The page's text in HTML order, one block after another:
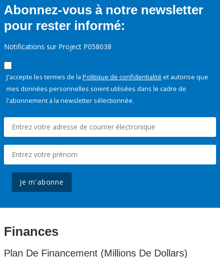
Abonnez-vous à notre newsletter
pour rester informé:
Notifications sur Project P058038
J'accepte les termes de la Politique de confidentialité et autorise que
mes données personnelles soient utilisées dans le cadre de
l'abonnement à la newsletter sélectionnée.
Je m'abonne
Finances
Plan De Financement (Millions De Dollars)